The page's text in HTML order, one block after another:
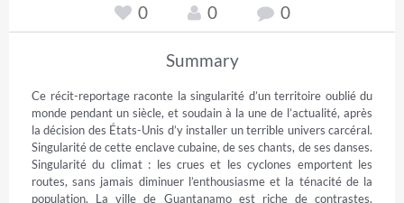
0 0 0
Summary
Ce récit-reportage raconte la singularité d’un territoire oublié du
monde pendant un siècle, et soudain à la une de l’actualité, après
la décision des États-Unis d’y installer un terrible univers carcéral.
Singularité de cette enclave cubaine, de ses chants, de ses danses.
Singularité du climat : les crues et les cyclones emportent les
routes, sans jamais diminuer l’enthousiasme et la ténacité de la
population. La ville de Guantanamo est riche de contrastes.